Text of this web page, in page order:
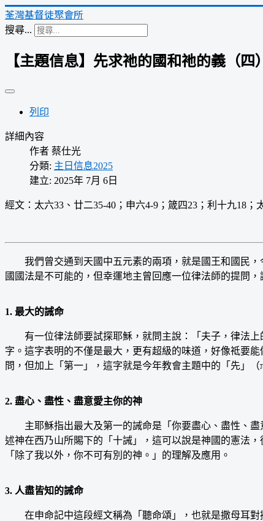
荃灣基督徒聚會所
搜尋...
【主題信息】先求祂的國和祂的義（
列印
詳細內容
作者 蔡仕光
分類: 主日信息2025
建立: 2025年 7月 6日
經文：太六33、廿二35-40；申六4-9；箴四23；利十九18；
我們曾交通到天國中五元素的兩項，就是國王和國民，
國國法是不可能的，但幸運地主曾回應一位律法師的提問
1. 最大的誡命
有一位律法師要試探耶穌，就問主說：「夫子，律法上
字。這字表明的不僅是最大，更有超級的味道，好像祗要
問，但加上「第一」，這字就是今年教會主題中的「先」
2. 盡心、盡性、盡意愛主你的神
主耶穌指出最大及第一的誡命是「你要盡心、盡性、盡
述神在西乃山所賜下的「十誡」，這可以說是神國的憲法
「除了我以外，你不可有別的神。」的理解及應用。
3. 人盡皆知的誡命
在申命記中這段經文稱為「聽命頌」，也就是撒母耳對